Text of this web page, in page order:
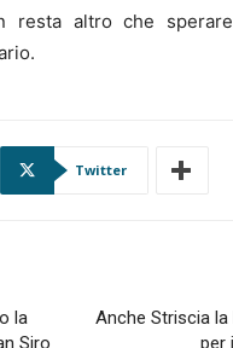
resta altro che
Twitter
la
Siro
Anche Striscia
per